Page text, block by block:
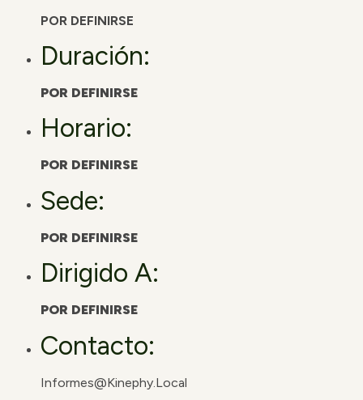
POR DEFINIRSE
Duración:
POR DEFINIRSE
Horario:
POR DEFINIRSE
Sede:
POR DEFINIRSE
Dirigido A:
POR DEFINIRSE
Contacto:
Informes@kinephy.local